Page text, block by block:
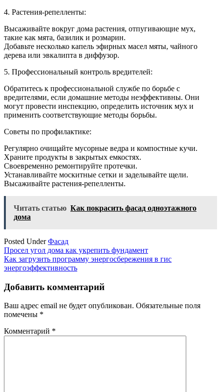
4. Растения-репелленты:
Высаживайте вокруг дома растения, отпугивающие мух,
такие как мята, базилик и розмарин.
Добавьте несколько капель эфирных масел мяты, чайного
дерева или эвкалипта в диффузор.
5. Профессиональный контроль вредителей:
Обратитесь к профессиональной службе по борьбе с
вредителями, если домашние методы неэффективны. Они
могут провести инспекцию, определить источник мух и
применить соответствующие методы борьбы.
Советы по профилактике:
Регулярно очищайте мусорные ведра и компостные кучи.
Храните продукты в закрытых емкостях.
Своевременно ремонтируйте протечки.
Устанавливайте москитные сетки и заделывайте щели.
Высаживайте растения-репелленты.
Читать статью Как покрасить фасад одноэтажного
дома
Posted UnderФасад
Навигация
по
Просел угол дома как укрепить фундамент
Как загрузить программу энергосбережения в гис
энергоэффективность
Добавить комментарий
Ваш адрес email не будет опубликован. Обязательные поля
помечены *
Комментарий *